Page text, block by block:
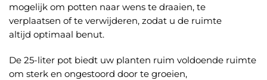
mogelijk om potten naar wens te draaien, te
verplaatsen of te verwijderen, zodat u de ruimte
altijd optimaal benut.
De 25-liter pot biedt uw planten ruim voldoende ruimte
om sterk en ongestoord door te groeien,